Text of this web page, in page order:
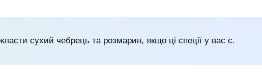
сухий чебрець та розмарин, якщо ці спеції у вас є.